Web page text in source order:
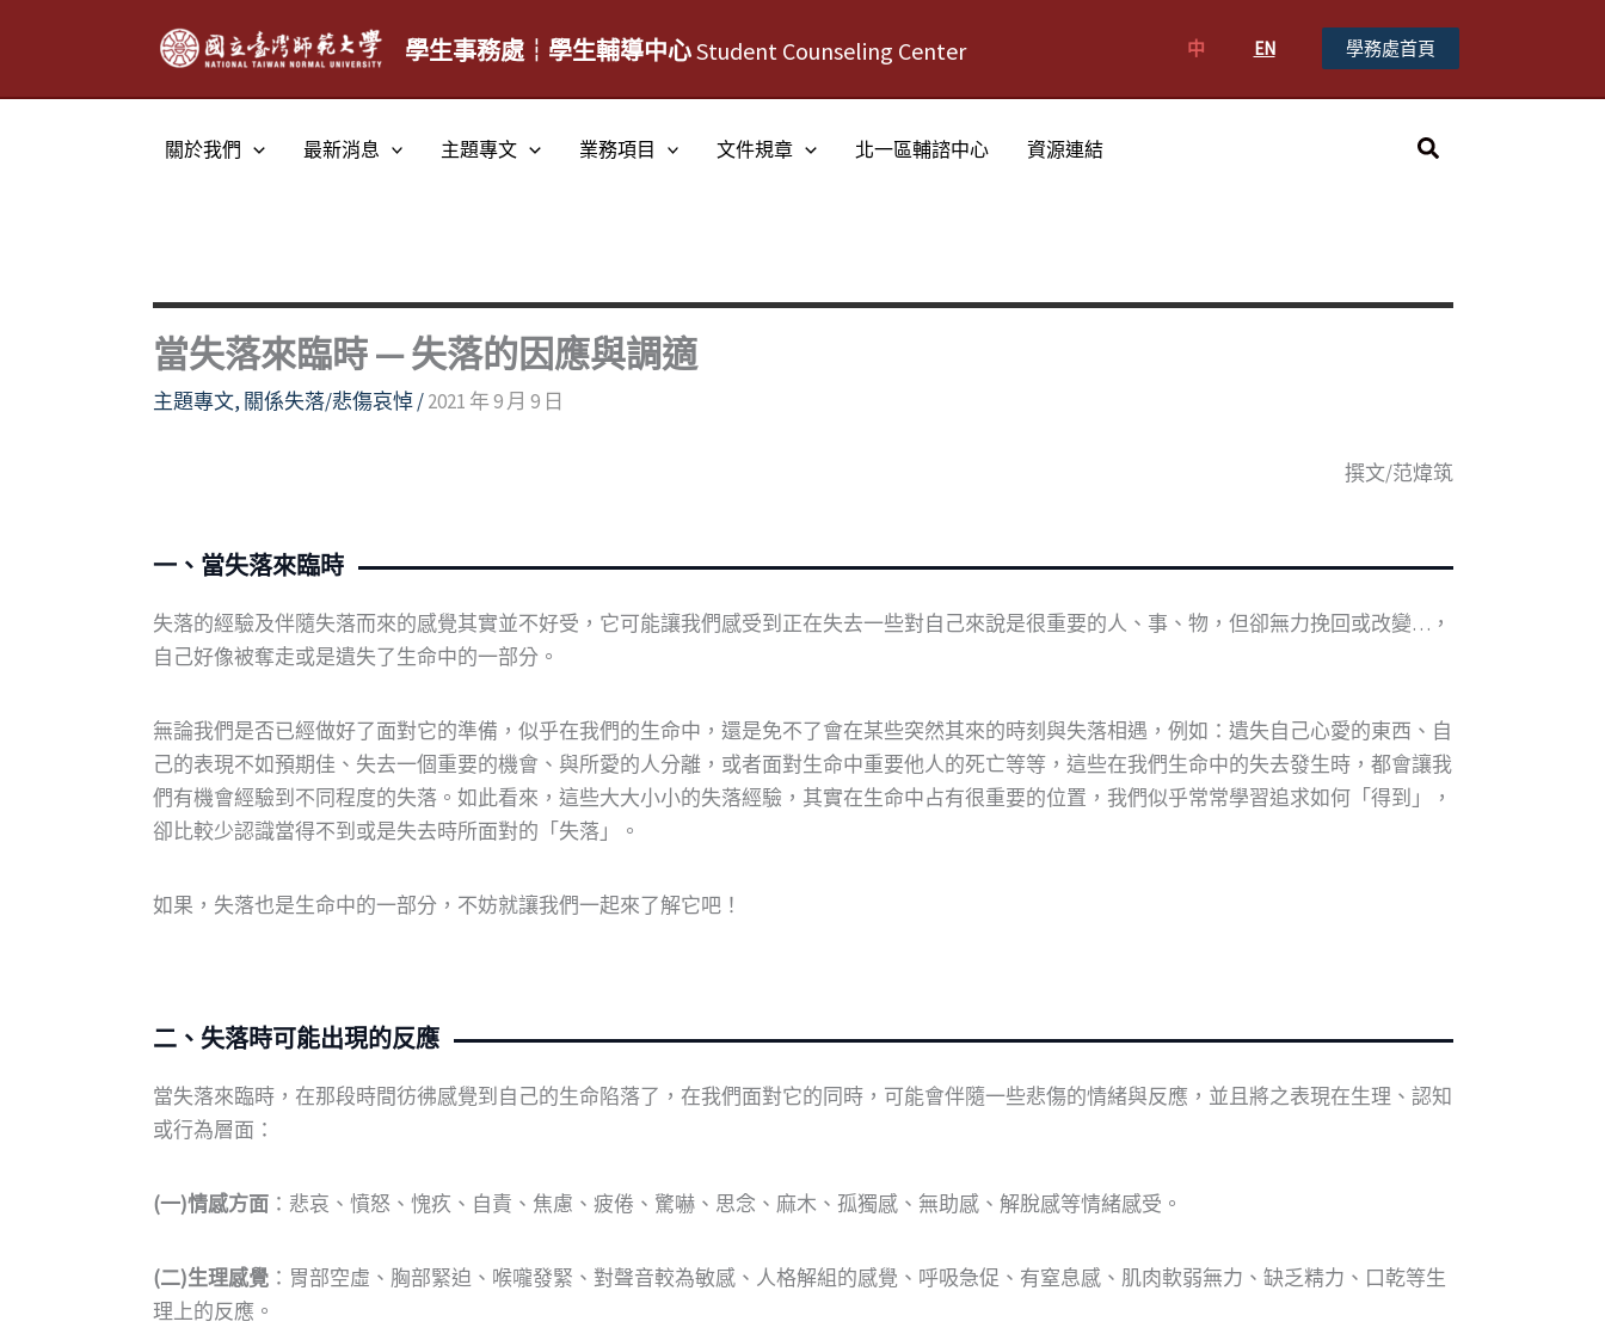
學生事務處┆學生輔導中心Student Counseling Center 中 EN 學務處首頁
關於我們 最新消息 主題專文 業務項目 文件規章 北一區輔諮中心 資源連結
搜
當失落來臨時 — 失落的因應與調適
主題專文, 關係失落/悲傷哀悼/2021 年 9 月 9 日
撰文/范煒筑
一、當失落來臨時
失落的經驗及伴隨失落而來的感覺其實並不好受，它可能讓我們感受到正在失去一些對自己來說是很重要的人、事、物，但卻無力挽回或改變…，
自己好像被奪走或是遺失了生命中的一部分。
無論我們是否已經做好了面對它的準備，似乎在我們的生命中，還是免不了會在某些突然其來的時刻與失落相遇，例如：遺失自己心愛的東西、自
己的表現不如預期佳、失去一個重要的機會、與所愛的人分離，或者面對生命中重要他人的死亡等等，這些在我們生命中的失去發生時，都會讓我
們有機會經驗到不同程度的失落。如此看來，這些大大小小的失落經驗，其實在生命中占有很重要的位置，我們似乎常常學習追求如何「得到」，
卻比較少認識當得不到或是失去時所面對的「失落」。
如果，失落也是生命中的一部分，不妨就讓我們一起來了解它吧！
二、失落時可能出現的反應
當失落來臨時，在那段時間彷彿感覺到自己的生命陷落了，在我們面對它的同時，可能會伴隨一些悲傷的情緒與反應，並且將之表現在生理、認知
或行為層面：
(一)情感方面：悲哀、憤怒、愧疚、自責、焦慮、疲倦、驚嚇、思念、麻木、孤獨感、無助感、解脫感等情緒感受。
(二)生理感覺：胃部空虛、胸部緊迫、喉嚨發緊、對聲音較為敏感、人格解組的感覺、呼吸急促、有窒息感、肌肉軟弱無力、缺乏精力、口乾等生
理上的反應。